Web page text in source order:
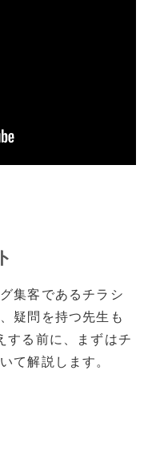
集客であるチラシ
疑問を持つ先生も
する前に、まずはチ
て解説します。